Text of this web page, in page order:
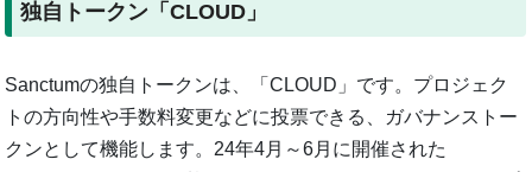
独自トークン「CLOUD」
Sanctumの独自トークンは、「CLOUD」です。プロジェク
トの方向性や手数料変更などに投票できる、ガバナンストー
クンとして機能します。24年4月～6月に開催された